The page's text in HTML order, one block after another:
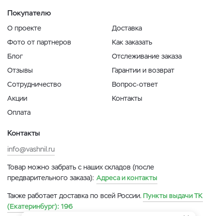
Покупателю
О проекте
Фото от партнеров
Блог
Отзывы
Сотрудничество
Акции
Оплата
Доставка
Как заказать
Отслеживание заказа
Гарантии и возврат
Вопрос-ответ
Контакты
Контакты
info@vashnil.ru
Товар можно забрать с наших складов (после
предварительного заказа): Адреса и контакты
Также работает доставка по всей России. Пункты выдачи ТК
(Екатеринбург): 196